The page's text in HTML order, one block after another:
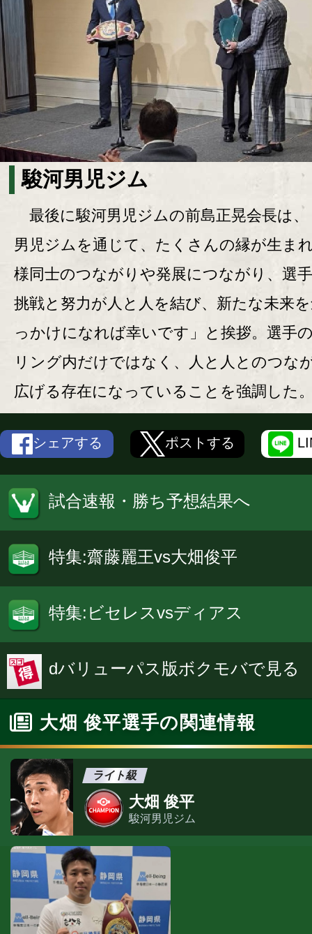
駿河男児ジム
最後に駿河男児ジムの前島正晃会長は、
男児ジムを通じて、たくさんの縁が生ま
様同士のつながりや発展につながり、選
挑戦と努力が人と人を結び、新たな未来
っかけになれば幸いです」と挨拶。選手
リング内だけではなく、人と人とのつな
広げる存在になっていることを強調した
シェアする ポストする
試合速報・勝ち予想結果へ
特集:齋藤麗王vs大畑俊平
特集:ビセレスvsディアス
dバリューパス版ボクモバで見る
大畑 俊平選手の関連情報
ライト級
大畑 俊平
駿河男児ジム